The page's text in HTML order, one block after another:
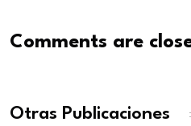
Comments are
Otras Publicaciones